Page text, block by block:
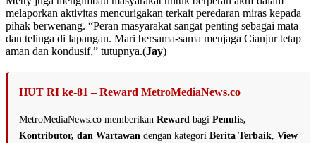
melaporkan aktivitas mencurigakan terkait peredaran miras kepada
pihak berwenang. “Peran masyarakat sangat penting sebagai mata
dan telinga di lapangan. Mari bersama-sama menjaga Cianjur tetap
aman dan kondusif,” tutupnya.(Jay)
HUT RI ke-81 – Reward MetroMediaNews.co
MetroMediaNews.co memberikan Reward bagi Penulis,
Kontributor, dan Wartawan dengan kategori Berita Terbaik View